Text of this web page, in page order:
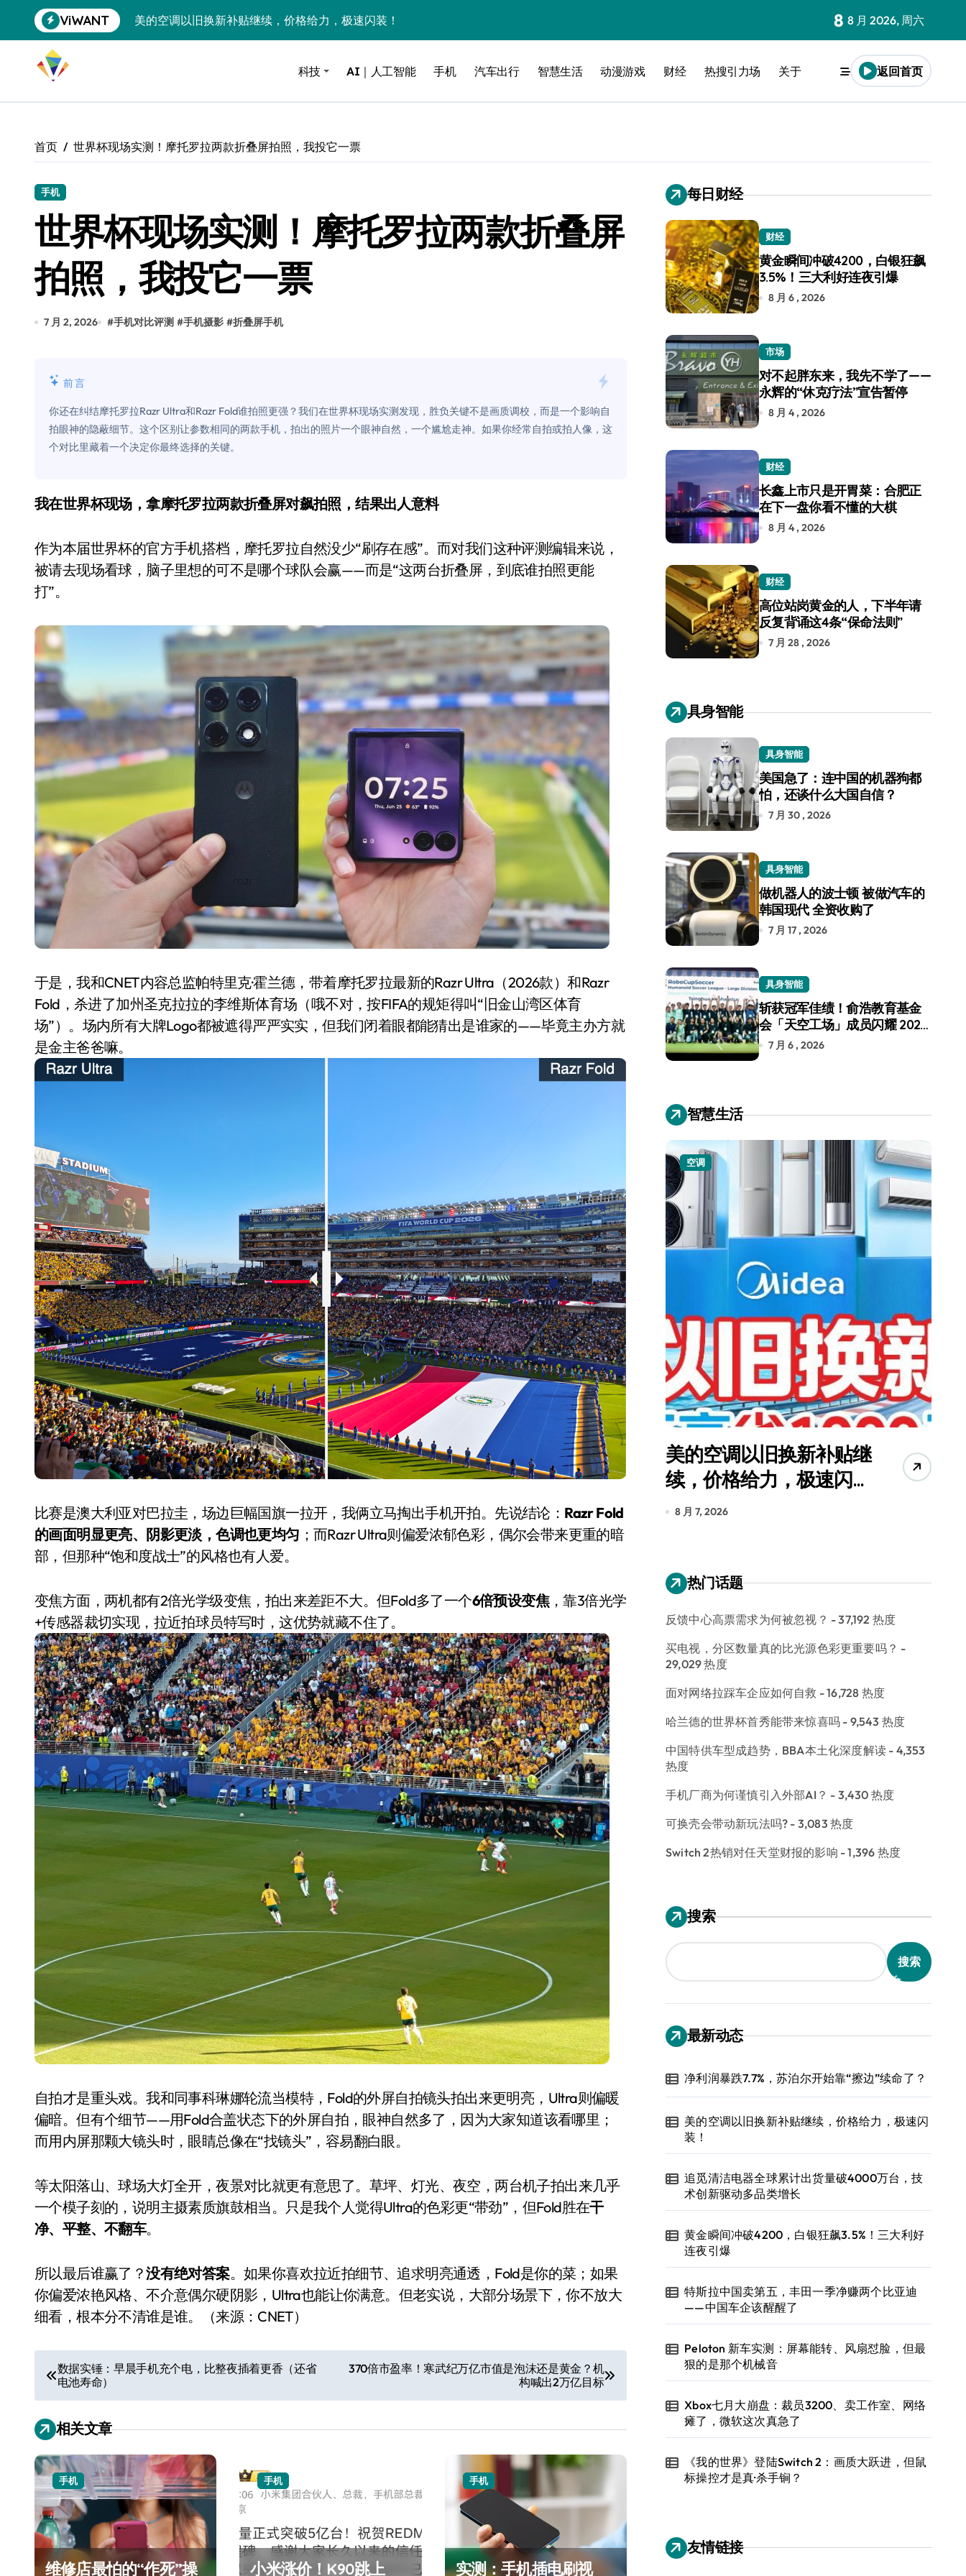
到
ViWANT
美的空调以旧换新补贴继续，价格给力，极速闪装！
黄金瞬间冲破4200，白银狂飙3.5%！三大利好连夜引爆
特斯拉中国卖第五，丰田一季净赚两个比亚迪——中国车企该醒醒了
Xbox七月大崩盘：裁员3200、卖工作室、网络瘫了，微软这次真急了
谷歌DeepMind创始人辞去CEO，但继续“垂帘听政”？
全球最小U盘，容量却碾压iPhone 17顶配？闪迪这波操作太狠了
400层堆叠、性能翻倍 三星把最新存储技术给了AI
别再用汽车USB给MacBook充电了！老司机教你3招真·快充
花钱买宝马，启动先看蜘蛛侠？”车主怒了：车内不是广告屏！
你的U盘格式对了吗？详解exFAT和NTFS的终极对决
维修店最怕的“作死”操作：把手机塞冰箱，你中招了吗？
轻到忽略不计 大疆Mini 2S内录实测，值不值得冲？
对不起胖东来，我先不学了——永辉的“休克疗法”宣告暂停
国际首次！中国钙钛矿探测器太空“开箱”，一边探测射线一边光伏发电
小米涨价！K90跳上3099，小米17标准版逼近4800
长鑫上市只是开胃菜：合肥正在下一盘你看不懂的大棋
耳机低音像白开水？90%的人第一步就做错了
复古玩家狂喜：Anbernic第三次复刻GBA SP，情怀拉满
Xbox 360 游戏终于要登 PC，光盘党也能“以盘换数”了？
AirTag 新版到底香不香？一篇帮你避坑+种草
净利润暴跌7.7%，苏泊尔开始靠“擦边”续命了？
8 8 月 2026, 周六
科技 AI｜人工智能 手机 汽车出行 智慧生活 动漫游戏 财经 热搜引力场 关于 返回首页
首页 世界杯现场实测！摩托罗拉两款折叠屏拍照，我投它一票
手机
世界杯现场实测！摩托罗拉两款折叠屏
拍照，我投它一票
7 月 2, 2026 #手机对比评测 #手机摄影 #折叠屏手机
前言
你还在纠结摩托罗拉Razr Ultra和Razr Fold谁拍照更强？我们在世界杯现场实测发现，胜负关键不是画质调校，而是一个影响自
拍眼神的隐蔽细节。这个区别让参数相同的两款手机，拍出的照片一个眼神自然，一个尴尬走神。如果你经常自拍或拍人像，这
个对比里藏着一个决定你最终选择的关键。
我在世界杯现场，拿摩托罗拉两款折叠屏对飙拍照，结果出人意料
作为本届世界杯的官方手机搭档，摩托罗拉自然没少“刷存在感”。而对我们这种评测编辑来说，
被请去现场看球，脑子里想的可不是哪个球队会赢——而是“这两台折叠屏，到底谁拍照更能
打”。
于是，我和CNET内容总监帕特里克·霍兰德，带着摩托罗拉最新的Razr Ultra（2026款）和Razr
Fold，杀进了加州圣克拉拉的李维斯体育场（哦不对，按FIFA的规矩得叫“旧金山湾区体育
场”）。场内所有大牌Logo都被遮得严严实实，但我们闭着眼都能猜出是谁家的——毕竟主办方就
是金主爸爸嘛。
比赛是澳大利亚对巴拉圭，场边巨幅国旗一拉开，我俩立马掏出手机开拍。先说结论： Razr Fold
的画面明显更亮、阴影更淡，色调也更均匀 ；而Razr Ultra则偏爱浓郁色彩，偶尔会带来更重的暗
部，但那种“饱和度战士”的风格也有人爱。
变焦方面，两机都有2倍光学级变焦，拍出来差距不大。但Fold多了一个6倍预设变焦，靠3倍光学
+传感器裁切实现，拉近拍球员特写时，这优势就藏不住了。
自拍才是重头戏。我和同事科琳娜轮流当模特，Fold的外屏自拍镜头拍出来更明亮，Ultra则偏暖
偏暗。但有个细节——用Fold合盖状态下的外屏自拍，眼神自然多了，因为大家知道该看哪里；
而用内屏那颗大镜头时，眼睛总像在“找镜头”，容易翻白眼。
等太阳落山、球场大灯全开，夜景对比就更有意思了。草坪、灯光、夜空，两台机子拍出来几乎
一个模子刻的，说明主摄素质旗鼓相当。只是我个人觉得Ultra的色彩更“带劲”，但Fold胜在干
净、平整、不翻车。
所以最后谁赢了？没有绝对答案。如果你喜欢拉近拍细节、追求明亮通透，Fold是你的菜；如果
你偏爱浓艳风格、不介意偶尔硬阴影，Ultra也能让你满意。但老实说，大部分场景下，你不放大
细看，根本分不清谁是谁。（来源：CNET）
文
章
导
航
数据实锤：早晨手机充个电，比整夜插着更香（还省
电池寿命）
370倍市盈率！寒武纪万亿市值是泡沫还是黄金？机
构喊出2万亿目标
相关文章
手机
维修店最怕的“作死”操
手机
小米涨价！K90跳上
手机
实测：手机插电刷视
每日财经
财经
黄金瞬间冲破4200，白银狂飙
3.5%！三大利好连夜引爆
8 月 6 , 2026
市场
对不起胖东来，我先不学了——
永辉的“休克疗法”宣告暂停
8 月 4 , 2026
财经
长鑫上市只是开胃菜：合肥正
在下一盘你看不懂的大棋
8 月 4 , 2026
财经
高位站岗黄金的人，下半年请
反复背诵这4条“保命法则”
7 月 28 , 2026
具身智能
具身智能
美国急了：连中国的机器狗都
怕，还谈什么大国自信？
7 月 30 , 2026
具身智能
做机器人的波士顿 被做汽车的
韩国现代 全资收购了
7 月 17 , 2026
具身智能
斩获冠军佳绩！俞浩教育基金
会「天空工场」成员闪耀 2026
RoboCup 机器人世界杯
7 月 6 , 2026
智慧生活
追觅、石头科技注意：你
们的扫地机已被美国认定
为“战略武器”
7 月 30, 2026
净利润暴跌7.7%，苏泊尔
开始靠“擦边”续命了？
8 月 7, 2026
空调
美的空调以旧换新补贴继
续，价格给力，极速闪
装！
8 月 7, 2026
热门话题
反馈中心高票需求为何被忽视？ - 37,192 热度
买电视，分区数量真的比光源色彩更重要吗？ -
29,029 热度
面对网络拉踩车企应如何自救 - 16,728 热度
哈兰德的世界杯首秀能带来惊喜吗 - 9,543 热度
中国特供车型成趋势，BBA本土化深度解读 - 4,353
热度
手机厂商为何谨慎引入外部AI？ - 3,430 热度
可换壳会带动新玩法吗? - 3,083 热度
Switch 2热销对任天堂财报的影响 - 1,396 热度
搜索
搜索
最新动态
净利润暴跌7.7%，苏泊尔开始靠“擦边”续命了？
美的空调以旧换新补贴继续，价格给力，极速闪
装！
追觅清洁电器全球累计出货量破4000万台，技
术创新驱动多品类增长
黄金瞬间冲破4200，白银狂飙3.5%！三大利好
连夜引爆
特斯拉中国卖第五，丰田一季净赚两个比亚迪
——中国车企该醒醒了
Peloton 新车实测：屏幕能转、风扇怼脸，但最
狠的是那个机械音
Xbox七月大崩盘：裁员3200、卖工作室、网络
瘫了，微软这次真急了
《我的世界》登陆Switch 2：画质大跃进，但鼠
标操控才是真·杀手锏？
友情链接